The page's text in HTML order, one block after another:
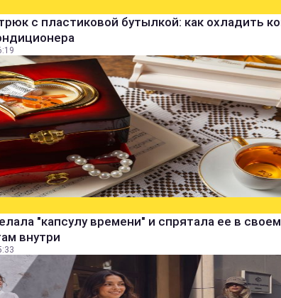
с пластиковой бутылкой: как охладить
"капсулу времени" и спрятала ее в
внутри